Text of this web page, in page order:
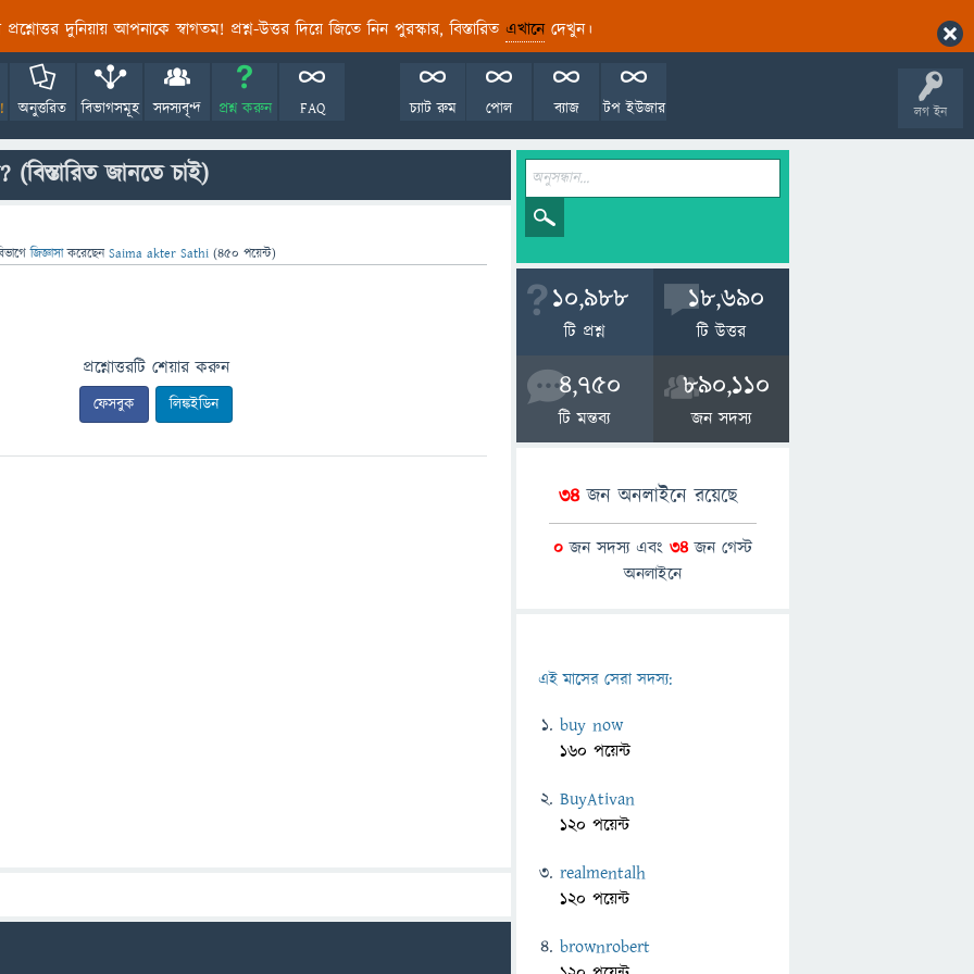
প্রশ্নোত্তর দুনিয়ায় আপনাকে স্বাগতম! প্রশ্ন-উত্তর দিয়ে জিতে নিন পুরস্কার, বিস্তারিত এখানেদেখুন।
লগ ইন
অনুত্তরিত বিভাগসমূহ সদস্যবৃন্দ প্রশ্ন করুন FAQ টপ ইউজার
ব্যাজ
পোল
চ্যাট রুম
জানতে চাই)
জিজ্ঞাসাকরেছেনSaima akter Sathi (450 পয়েন্ট)
প্রশ্নোত্তরটি শেয়ার করুন
ফেসবুক লিঙ্কইডিন
10,988
টি প্রশ্ন
18,690
টি উত্তর
4,750
টি মন্তব্য
890,110
জন সদস্য
34জন অনলাইনে রয়েছে
0 জন সদস্য এবং 34 জন গেস্ট
অনলাইনে
এই মাসের সেরা সদস্য:
buy now
160 পয়েন্ট
BuyAtivan
120 পয়েন্ট
realmentalh
120 পয়েন্ট
brownrobert